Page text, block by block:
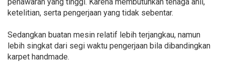
ketelitian, serta pengerjaan yang tidak sebentar.
Sedangkan buatan mesin relatif lebih terjangkau, namun
lebih singkat dari segi waktu pengerjaan bila dibandingkan
karpet handmade.